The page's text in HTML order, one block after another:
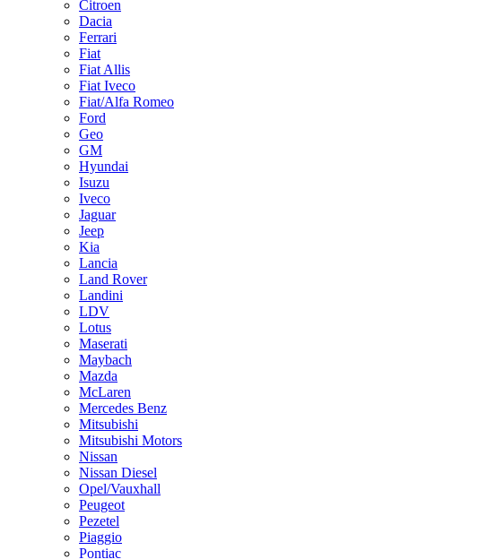
Citroen
Dacia
Ferrari
Fiat
Fiat Allis
Fiat Iveco
Fiat/Alfa Romeo
Ford
Geo
GM
Hyundai
Isuzu
Iveco
Jaguar
Jeep
Kia
Lancia
Land Rover
Landini
LDV
Lotus
Maserati
Maybach
Mazda
McLaren
Mercedes Benz
Mitsubishi
Mitsubishi Motors
Nissan
Nissan Diesel
Opel/Vauxhall
Peugeot
Pezetel
Piaggio
Pontiac